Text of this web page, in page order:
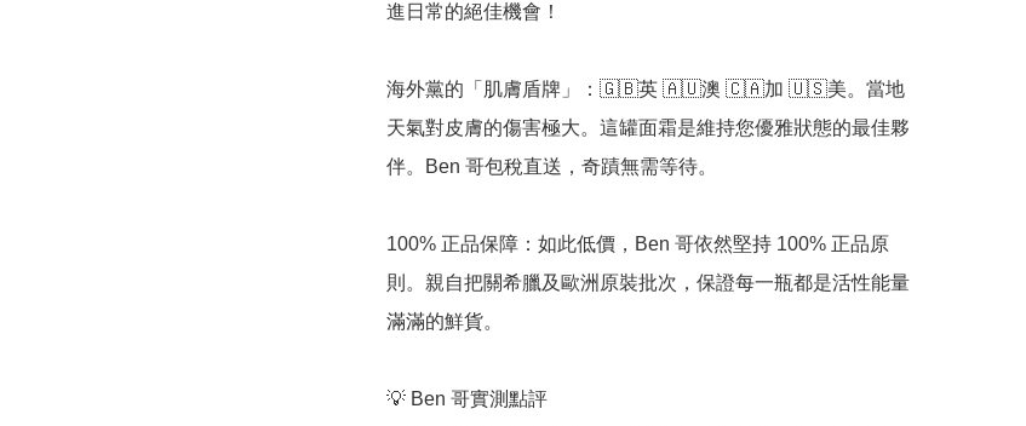
進日常的絕佳機會！
海外黨的「肌膚盾牌」：🇬🇧英 🇦🇺澳 🇨🇦加 🇺🇸美。當地
天氣對皮膚的傷害極大。這罐面霜是維持您優雅狀態的最佳夥
伴。Ben 哥包稅直送，奇蹟無需等待。
100% 正品保障：如此低價，Ben 哥依然堅持 100% 正品原
則。親自把關希臘及歐洲原裝批次，保證每一瓶都是活性能量
滿滿的鮮貨。
💡 Ben 哥實測點評